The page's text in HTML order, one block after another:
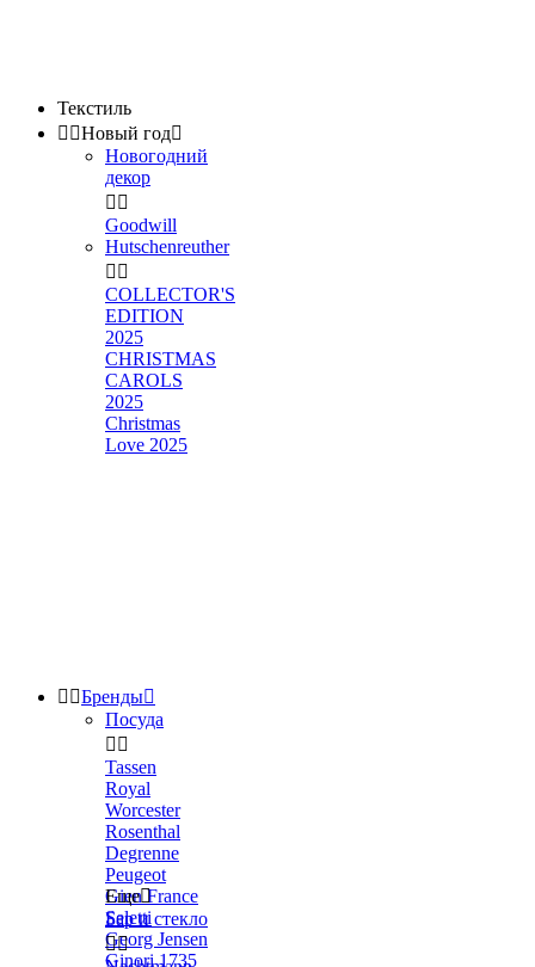
Текстиль
 Новый год
Новогодний
декор
 
Goodwill
Hutschenreuther
 
COLLECTOR'S
EDITION
2025
CHRISTMAS
CAROLS
2025
Christmas
Love 2025
 Бренды
Посуда
 
Tassen
Royal
Worcester
Rosenthal
Degrenne
Peugeot
Gien France
Seletti
Georg Jensen
Ginori 1735
Еще
Бар и стекло
